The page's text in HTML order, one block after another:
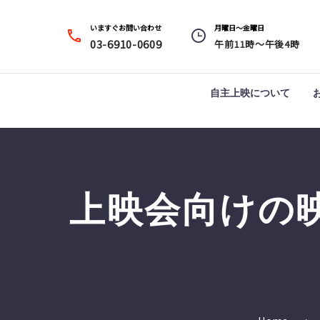

 いますぐお問い合わせ
03-6910-0609 
 月曜日～金曜日
午前11時～午後4時
自主上映について
上映会向けの